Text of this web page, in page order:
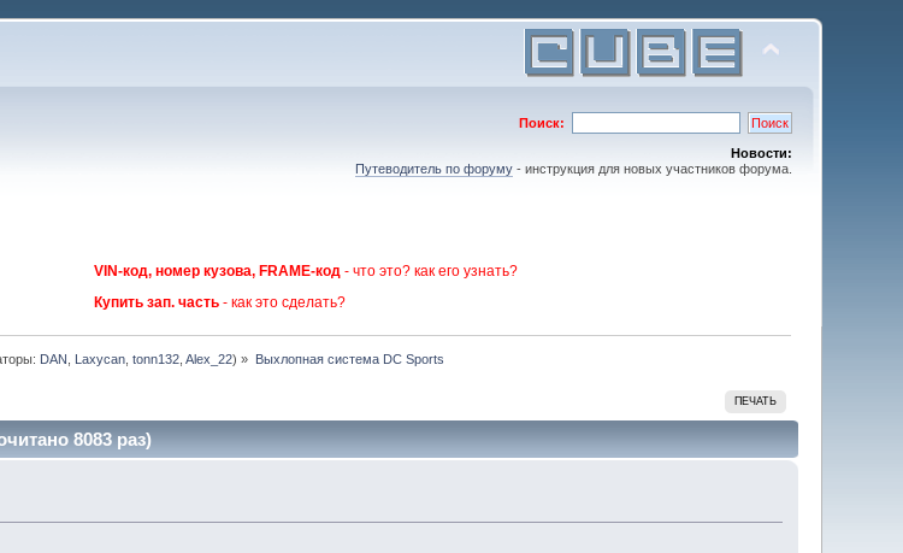
Поиск:
Новости:
Путеводитель по форуму- инструкция для новых участников форума.
VIN-код, номер кузова, FRAME-код - что это? как его узнать?
Купить зап. часть - как это сделать?
DAN Laxycan ,tonn132 ,Alex_22) » Выхлопная система DC Sports
ПЕЧАТЬ
8083 раз)